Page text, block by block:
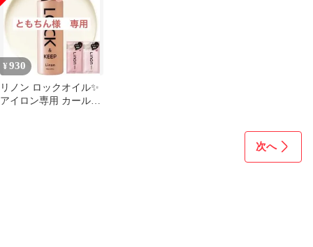
¥ 930
リノン ロックオイル✨
アイロン専用 カールキ
次へ